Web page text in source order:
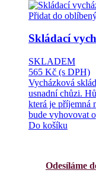
Přidat do
Skládací
SKLADEM
565 Kč (s DPH)
Vycházková
usnadní chůzi.
která je příjemná
bude vyhovovat
Do košíku
Odesíláme